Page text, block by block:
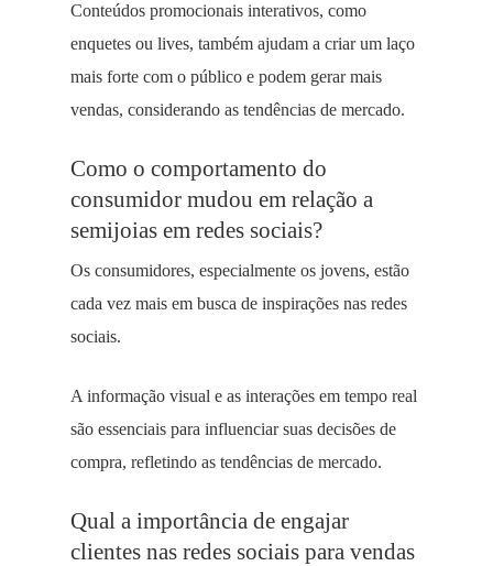
Conteúdos promocionais interativos, como
enquetes ou lives, também ajudam a criar um laço
mais forte com o público e podem gerar mais
vendas, considerando as tendências de mercado.
Como o comportamento do
consumidor mudou em relação a
semijoias em redes sociais?
Os consumidores, especialmente os jovens, estão
cada vez mais em busca de inspirações nas redes
sociais.
A informação visual e as interações em tempo real
são essenciais para influenciar suas decisões de
compra, refletindo as tendências de mercado.
Qual a importância de engajar
clientes nas redes sociais para vendas